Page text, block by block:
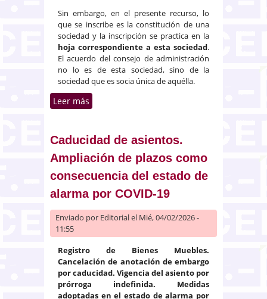
Sin embargo, en el presente recurso, lo
que se inscribe es la constitución de una
sociedad y la inscripción se practica en la
hoja correspondiente a esta sociedad.
El acuerdo del consejo de administración
no lo es de esta sociedad, sino de la
sociedad que es socia única de aquélla.
Leer más
Caducidad de asientos.
Ampliación de plazos como
consecuencia del estado de
alarma por COVID-19
Enviado por Editorialel Mié, 04/02/2026 -
11:55
Registro de Bienes Muebles.
Cancelación de anotación de embargo
por caducidad. Vigencia del asiento por
prórroga indefinida. Medidas
adoptadas en el estado de alarma por